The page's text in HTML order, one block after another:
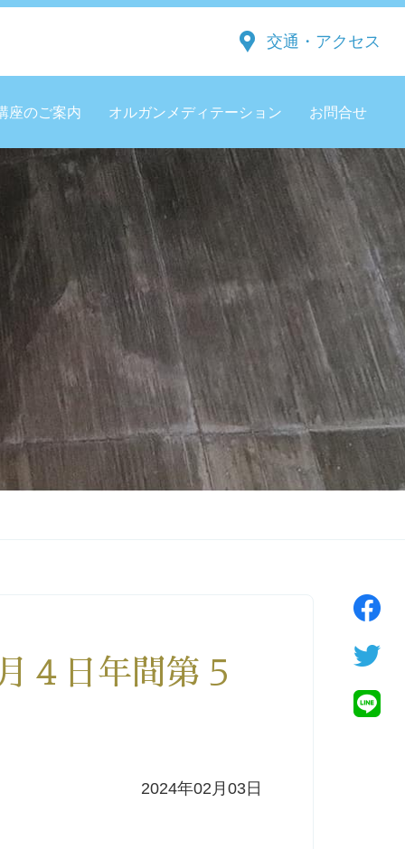
交通・アクセス
座のご案内 オルガンメディテーション お問合せ
４日年間第５
2024年02月03日